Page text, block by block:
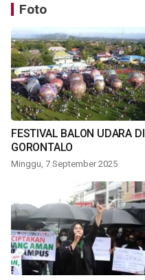
Foto
FESTIVAL BALON UDARA DI
GORONTALO
Minggu, 7 September 2025